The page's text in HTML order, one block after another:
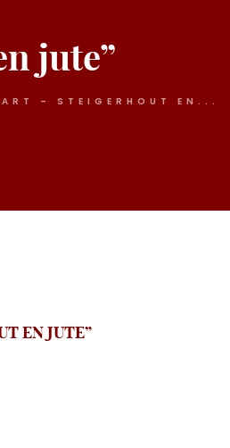
jute”
– STEIGERHOUT EN...
EN JUTE”